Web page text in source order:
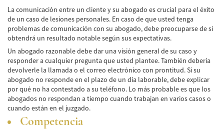
Common Carrier Law in California
Required Evidence in Bus Accident Cases
Winning Your Case
Car Accident
Brake Failure
Car Accident Fatality Statistics
La comunicación entre un cliente y su abogado es crucial para el éxito
de un caso de lesiones personales. En caso de que usted tenga
problemas de comunicación con su abogado, debe preocuparse de si
obtendrá un resultado notable según sus expectativas.
Un abogado razonable debe dar una visión general de su caso y
responder a cualquier pregunta que usted plantee. También debería
devolverle la llamada o el correo electrónico con prontitud. Si su
abogado no responde en el plazo de un día laborable, debe explicar
por qué no ha contestado a su teléfono. Lo más probable es que los
abogados no respondan a tiempo cuando trabajan en varios casos o
cuando están en el juzgado.
Competencia